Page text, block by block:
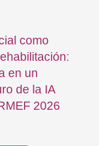
como
en un
de la IA
2026